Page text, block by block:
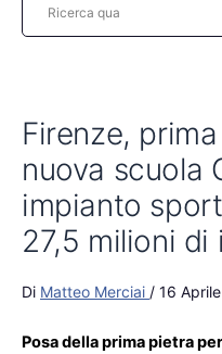
Firenze,
nuova scuola
impianto
27,5 milioni di
Di Matteo Merciai / 16
Posa della prima pietra